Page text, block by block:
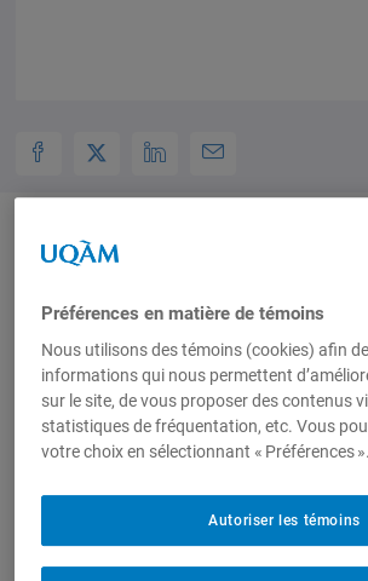
Produit par
Centre
d'études sur
l'intégration et
la
mondialisation
Préférences en matière de témoins
Nous utilisons des témoins (cookies) afin
informations qui nous permettent
sur le site, de vous proposer des contenus
statistiques de fréquentation, etc. Vous
votre choix en sélectionnant « Préférences ».
Autoriser les témoins